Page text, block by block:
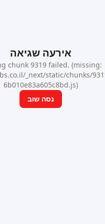
אירעה שגיאה
Loading chunk 9319 failed.
https://hbs.co.il/_next/static/
6b010e83a605c8bd.js)